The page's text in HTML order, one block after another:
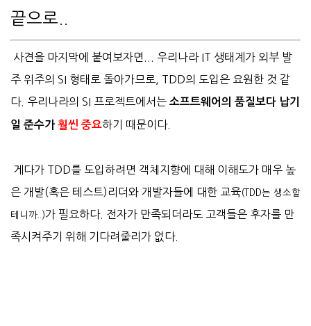
끝으로..
사견을 마지막에 붙여보자면... 우리나라 IT 생태계가 외부 발
주 위주의 SI 형태로 돌아가므로, TDD의 도입은 요원한 것 같
다. 우리나라의 SI 프로젝트에서는 소프트웨어의 품질보다 납기
일 준수가 훨씬 중요하기 때문이다.
게다가 TDD를 도입하려면 객체지향에 대해 이해도가 매우 높
은 개발(혹은 테스트)리더와 개발자들에 대한 교육(TDD는 생소할
테니까..)가 필요하다. 전자가 만족되더라도 고객들은 후자를 만
족시켜주기 위해 기다려줄리가 없다.